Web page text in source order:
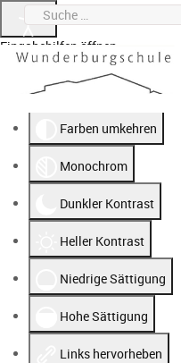
Eingabehilfen öffnen
Farben umkehren
Monochrom
Dunkler Kontrast
Heller Kontrast
Niedrige Sättigung
Hohe Sättigung
Links hervorheben
Suchen